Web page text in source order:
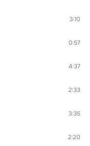
3:10
0:57
4:37
2:33
3:35
2:20